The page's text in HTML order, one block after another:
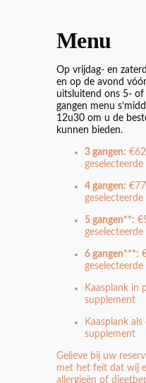
Menu
Op vrijdag- en
en op de avond
uitsluitend ons 5- of
gangen menu
12u30 om u de
kunnen bieden.
3 gangen:
4 gangen:
5 gangen**:
6 gangen***:
Kaasplank in
supplement
Kaasplank
supplement
Gelieve bij uw
met het feit dat wij
allergieën of